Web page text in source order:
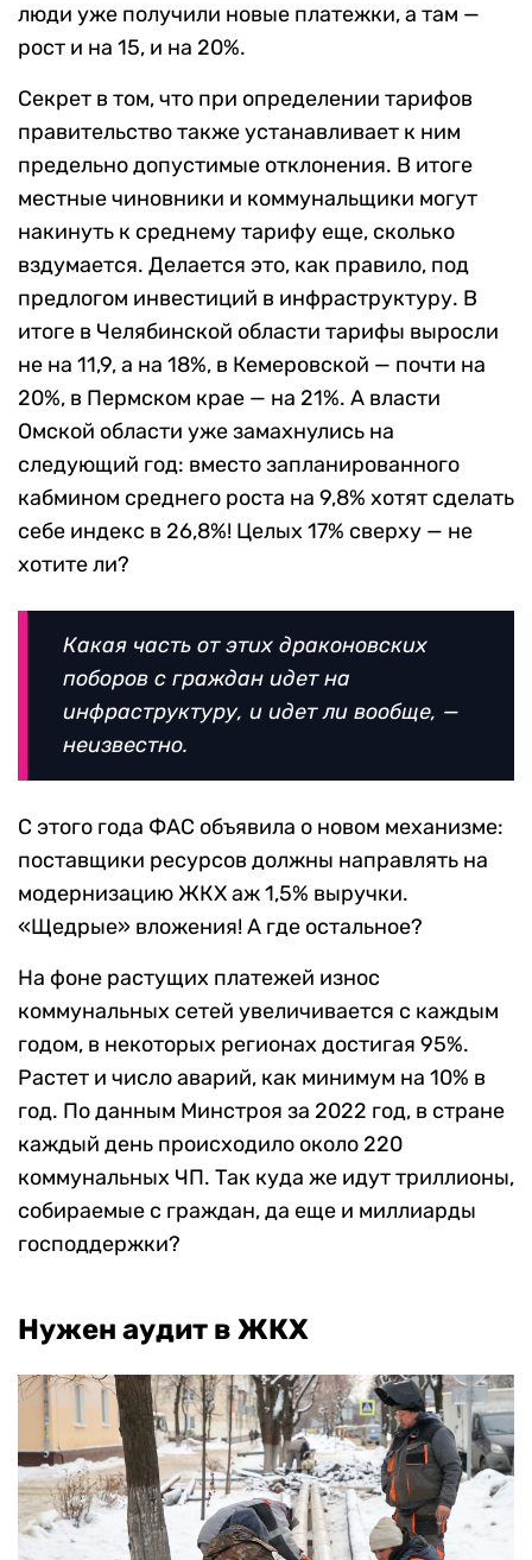
люди уже получили новые платежки, а там —
рост и на 15, и на 20%.
Секрет в том, что при определении тарифов
правительство также устанавливает к ним
предельно допустимые отклонения. В итоге
местные чиновники и коммунальщики могут
накинуть к среднему тарифу еще, сколько
вздумается. Делается это, как правило, под
предлогом инвестиций в инфраструктуру. В
итоге в Челябинской области тарифы выросли
не на 11,9, а на 18%, в Кемеровской — почти на
20%, в Пермском крае — на 21%. А власти
Омской области уже замахнулись на
следующий год: вместо запланированного
кабмином среднего роста на 9,8% хотят сделать
себе индекс в 26,8%! Целых 17% сверху — не
хотите ли?
Какая часть от этих драконовских
поборов с граждан идет на
инфраструктуру, и идет ли вообще, —
неизвестно.
С этого года ФАС объявила о новом механизме:
поставщики ресурсов должны направлять на
модернизацию ЖКХ аж 1,5% выручки.
«Щедрые» вложения! А где остальное?
На фоне растущих платежей износ
коммунальных сетей увеличивается с каждым
годом, в некоторых регионах достигая 95%.
Растет и число аварий, как минимум на 10% в
год. По данным Минстроя за 2022 год, в стране
каждый день происходило около 220
коммунальных ЧП. Так куда же идут триллионы,
собираемые с граждан, да еще и миллиарды
господдержки?
Нужен аудит в ЖКХ